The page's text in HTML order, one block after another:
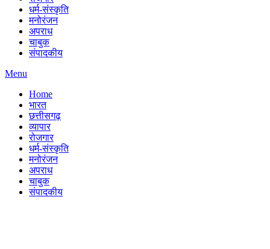
धर्म-संस्कृति
मनोरंजन
अपराध
चाबुक
संपादकीय
Menu
Home
भारत
छत्तीसगढ़
व्यापार
रोजगार
धर्म-संस्कृति
मनोरंजन
अपराध
चाबुक
संपादकीय